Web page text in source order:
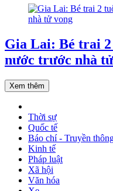
Gia Lai: Bé trai
nước trước nhà
Xem thêm
Thời sự
Quốc tế
Báo chí - Truyền
Kinh tế
Pháp luật
Xã hội
Văn hóa